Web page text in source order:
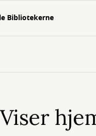
Bibliotekerne
Viser